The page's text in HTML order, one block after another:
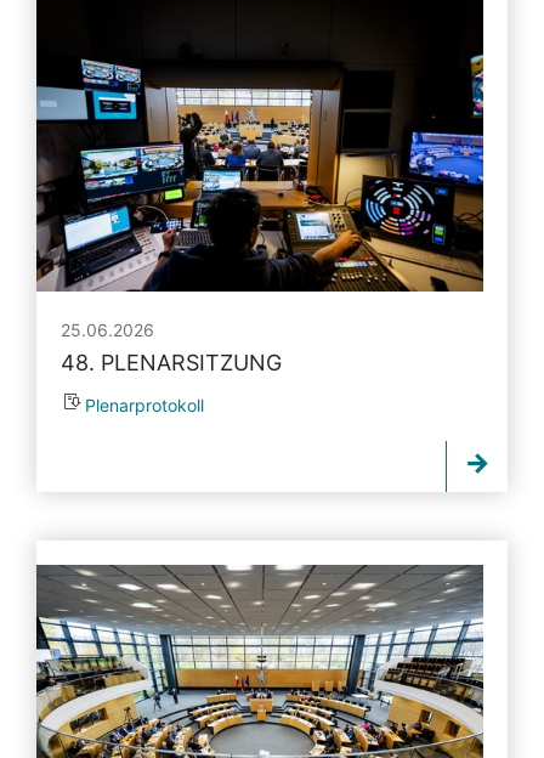
25.06.2026
48. PLENARSITZUNG
Plenarprotokoll